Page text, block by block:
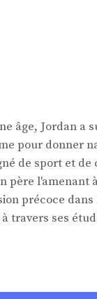
âge, Jordan a
pour donner
de sport et
père l'amenant
précoce
travers ses